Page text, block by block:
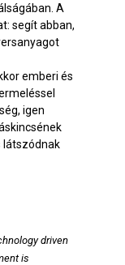
A
segít abban,
emberi és
igen
látszódnak
driven
is